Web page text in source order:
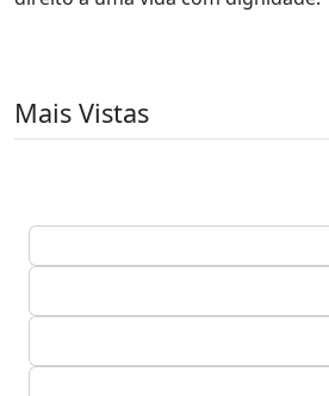
Mais Vistas